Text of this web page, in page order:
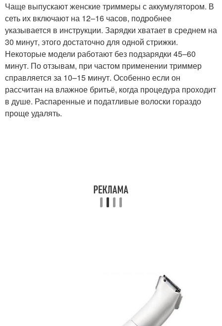
Чаще выпускают женские триммеры с аккумулятором. В
сеть их включают на 12–16 часов, подробнее
указывается в инструкции. Зарядки хватает в среднем на
30 минут, этого достаточно для одной стрижки.
Некоторые модели работают без подзарядки 45–60
минут. По отзывам, при частом применении триммер
справляется за 10–15 минут. Особенно если он
рассчитан на влажное бритьё, когда процедура проходит
в душе. Распаренные и податливые волоски гораздо
проще удалять.